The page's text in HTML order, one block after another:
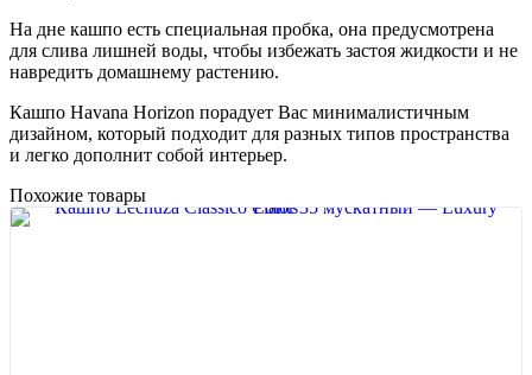
На дне кашпо есть специальная пробка, она предусмотрена
для слива лишней воды, чтобы избежать застоя жидкости и не
навредить домашнему растению.
Кашпо Havana Horizon порадует Вас минималистичным
дизайном, который подходит для разных типов пространства
и легко дополнит собой интерьер.
Похожие товары